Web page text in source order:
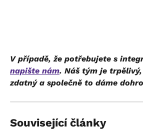
V případě, že potřebujete s
napište nám. Náš tým je
zdatný a společně to dáme
Související články